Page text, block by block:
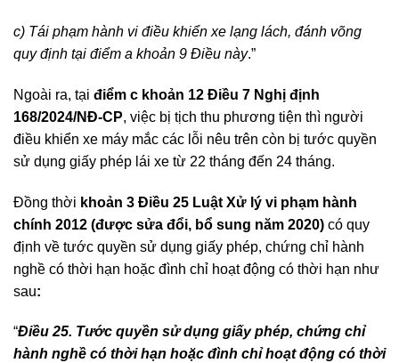
c) Tái phạm hành vi điều khiển xe lạng lách, đánh võng
quy định tại điểm a khoản 9 Điều này.”
Ngoài ra, tại điểm c khoản 12 Điều 7 Nghị định
168/2024/NĐ-CP, việc bị tịch thu phương tiện thì người
điều khiển xe máy mắc các lỗi nêu trên còn bị tước quyền
sử dụng giấy phép lái xe từ 22 tháng đến 24 tháng.
Đồng thời khoản 3 Điều 25 Luật Xử lý vi phạm hành
chính 2012 (được sửa đổi, bổ sung năm 2020) có quy
định về tước quyền sử dụng giấy phép, chứng chỉ hành
nghề có thời hạn hoặc đình chỉ hoạt động có thời hạn như
sau:
“Điều 25. Tước quyền sử dụng giấy phép, chứng chỉ
hành nghề có thời hạn hoặc đình chỉ hoạt động có thời